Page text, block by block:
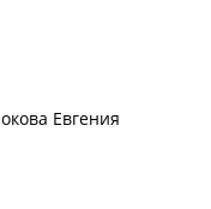
Евгения